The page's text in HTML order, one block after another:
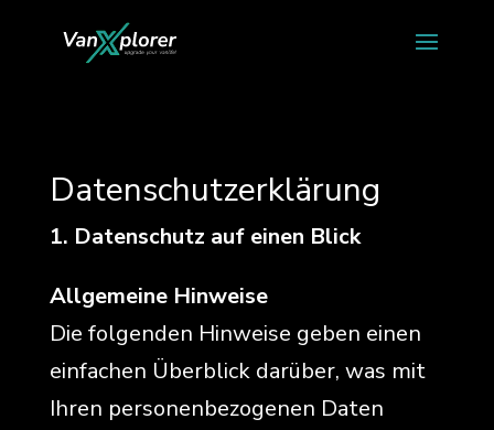
Datenschutzerklärung
1. Datenschutz auf einen Blick
Allgemeine Hinweise
Die folgenden Hinweise geben einen
einfachen Überblick darüber, was mit
Ihren personenbezogenen Daten